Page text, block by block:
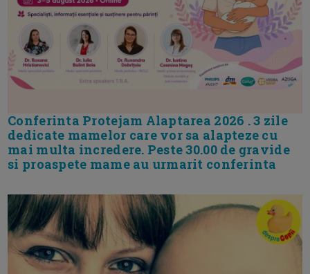
Conferinta Protejam Alaptarea 2026 . 3 zile
dedicate mamelor care vor sa alapteze cu
mai multa incredere. Peste 30.00 de gravide
si proaspete mame au urmarit conferinta